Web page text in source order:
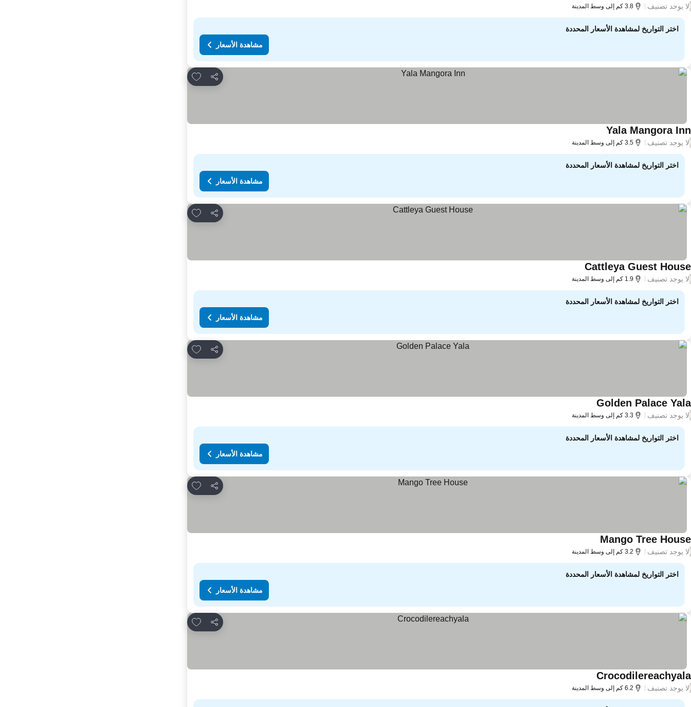
/لا يوجد تصنيف 3.8 كم إلى وسط المدينة
اختر التواريخ لمشاهدة الأسعار المحددة
مشاهدة الأسعار
مشاركة
Add to favorites
Yala Mangora Inn
/لا يوجد تصنيف 3.5 كم إلى وسط المدينة
اختر التواريخ لمشاهدة الأسعار المحددة
مشاهدة الأسعار
مشاركة
Add to favorites
Cattleya Guest House
/لا يوجد تصنيف 1.9 كم إلى وسط المدينة
اختر التواريخ لمشاهدة الأسعار المحددة
مشاهدة الأسعار
مشاركة
Add to favorites
Golden Palace Yala
/لا يوجد تصنيف 3.3 كم إلى وسط المدينة
اختر التواريخ لمشاهدة الأسعار المحددة
مشاهدة الأسعار
مشاركة
Add to favorites
Mango Tree House
/لا يوجد تصنيف 3.2 كم إلى وسط المدينة
اختر التواريخ لمشاهدة الأسعار المحددة
مشاهدة الأسعار
مشاركة
Add to favorites
Crocodilereachyala
/لا يوجد تصنيف 6.2 كم إلى وسط المدينة